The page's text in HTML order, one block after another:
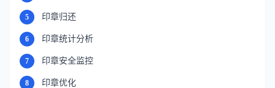
5 印章归还
6 印章统计分析
7 印章安全监控
8 印章优化